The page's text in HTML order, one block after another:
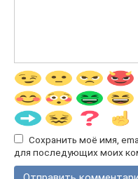
Сохранить моё имя,
для последующих моих